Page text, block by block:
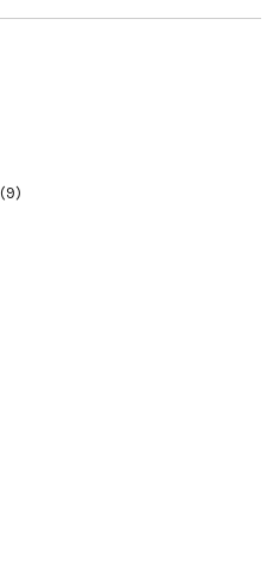
(9)